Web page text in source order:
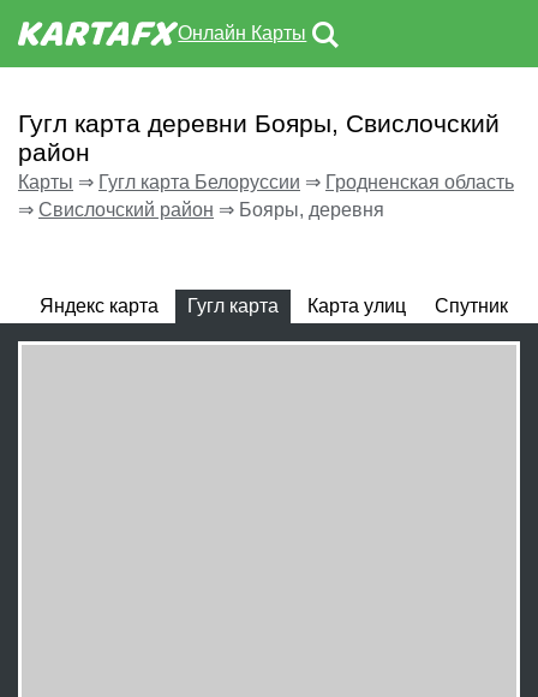
Онлайн Карты
Гугл карта деревни Бояры, Свислочский
район
Карты ⇒ Гугл карта Белоруссии ⇒ Гродненская область
⇒ Свислочский район ⇒ Бояры, деревня
Яндекс карта Гугл карта Карта улиц Спутник